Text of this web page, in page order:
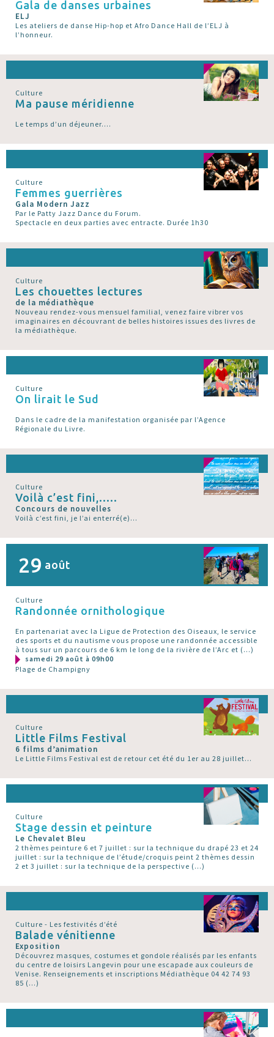
Gala de danses urbaines
ELJ
Les ateliers de danse Hip-hop et Afro Dance Hall de l’ELJ à
l’honneur.
Culture
Ma pause méridienne
Le temps d’un déjeuner....
Culture
Femmes guerrières
Gala Modern Jazz
Par le Patty Jazz Dance du Forum.
Spectacle en deux parties avec entracte. Durée 1h30
Culture
Les chouettes lectures
de la médiathèque
Nouveau rendez-vous mensuel familial, venez faire vibrer vos
imaginaires en découvrant de belles histoires issues des livres de
la médiathèque.
Culture
On lirait le Sud
Dans le cadre de la manifestation organisée par l’Agence
Régionale du Livre.
Culture
Voilà c’est fini,.....
Concours de nouvelles
Voilà c’est fini, je l’ai enterré(e)...
29 août
Culture
Randonnée ornithologique
En partenariat avec la Ligue de Protection des Oiseaux, le service
des sports et du nautisme vous propose une randonnée accessible
à tous sur un parcours de 6 km le long de la rivière de l’Arc et (…)
samedi 29 août à 09h00
Plage de Champigny
Culture
Little Films Festival
6 films d’animation
Le Little Films Festival est de retour cet été du 1er au 28 juillet...
Culture
Stage dessin et peinture
Le Chevalet Bleu
2 thèmes peinture 6 et 7 juillet : sur la technique du drapé 23 et 24
juillet : sur la technique de l’étude/croquis peint 2 thèmes dessin
2 et 3 juillet : sur la technique de la perspective (…)
Culture - Les festivités d’été
Balade vénitienne
Exposition
Découvrez masques, costumes et gondole réalisés par les enfants
du centre de loisirs Langevin pour une escapade aux couleurs de
Venise. Renseignements et inscriptions Médiathèque 04 42 74 93
85 (…)